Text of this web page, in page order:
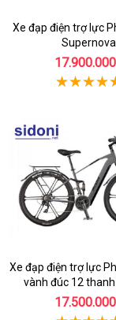
Xe đạp điện trợ lực
Supernova
Xe đạp điện trợ lực
vành đúc 12